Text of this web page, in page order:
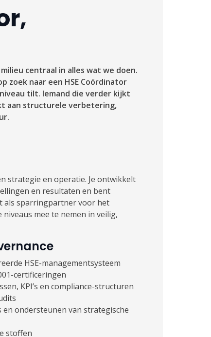
centraal in alles wat we doen.
zoek naar een HSE Coördinator
tilt. Iemand die verder kijkt
aan structurele verbetering,
strategie en operatie. Je ontwikkelt
en resultaten en bent
als sparringpartner voor het
mee te nemen in veilig,
HSE-managementsysteem
certificeringen
KPI’s en compliance-structuren
ondersteunen van strategische
stoffen